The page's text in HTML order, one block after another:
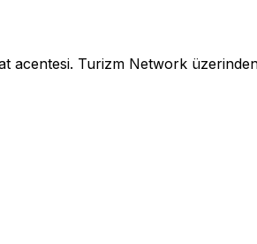
acentesi. Turizm Network